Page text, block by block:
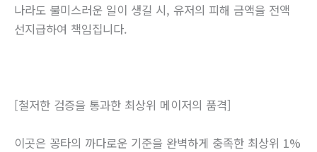
나라도 불미스러운 일이 생길 시, 유저의 피해 금액을 전액
선지급하여 책임집니다.
[철저한 검증을 통과한 최상위 메이저의 품격]
이곳은 꽁타의 까다로운 기준을 완벽하게 충족한 최상위 1%